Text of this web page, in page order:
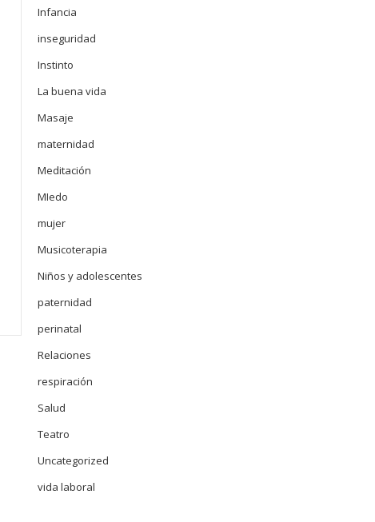
Infancia
inseguridad
Instinto
La buena vida
Masaje
maternidad
Meditación
MIedo
mujer
Musicoterapia
Niños y adolescentes
paternidad
perinatal
Relaciones
respiración
Salud
Teatro
Uncategorized
vida laboral